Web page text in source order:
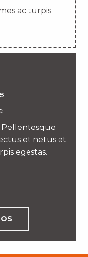
ac turpis
et netus et
egestas.